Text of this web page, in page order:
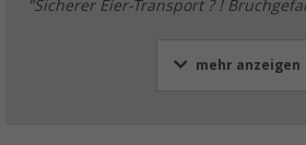
"Sicherer Eier-Transport ? !
mehr anzeigen